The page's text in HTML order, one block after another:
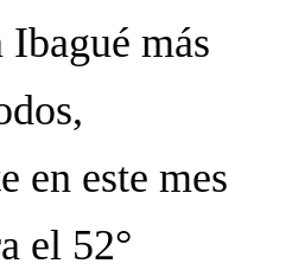
más
en este mes
el 52°